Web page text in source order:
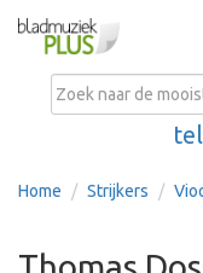
Home Strijkers